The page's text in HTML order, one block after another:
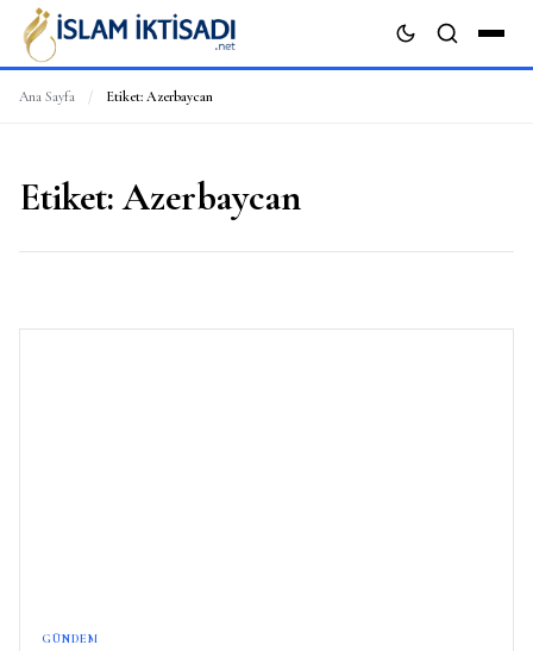
Ana Sayfa / Etiket: Azerbaycan
Etiket:Azerbaycan
GÜNDEM